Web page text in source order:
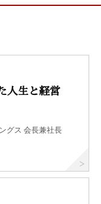
人生と経営
グス 会長兼社長